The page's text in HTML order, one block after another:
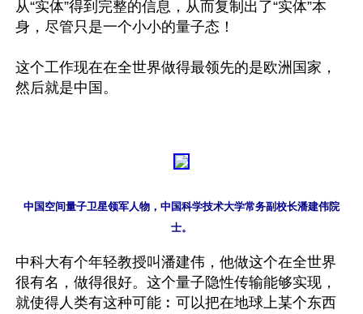
从“实体”得到完整的信息，从而复制出了“实体”本
身，尽管只是一个小小的量子态！
这个工作现在在全世界做得最领先的是欧洲国家，
然后就是中国。
中国空间量子卫星领军人物，中国科学技术大学常务副校长潘建伟院
中科大有个年轻教授叫潘建伟，他做这个在全世界
很有名，做得很好。这个量子隐性传输能够实现，
就使得人类有这种可能︰可以把在地球上某个东西